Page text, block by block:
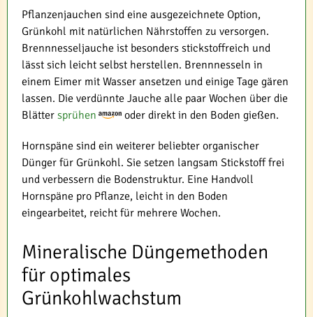
Pflanzenjauchen sind eine ausgezeichnete Option,
Grünkohl mit natürlichen Nährstoffen zu versorgen.
Brennnesseljauche ist besonders stickstoffreich und
lässt sich leicht selbst herstellen. Brennnesseln in
einem Eimer mit Wasser ansetzen und einige Tage gären
lassen. Die verdünnte Jauche alle paar Wochen über die
Blätter sprühen oder direkt in den Boden gießen.
Hornspäne sind ein weiterer beliebter organischer
Dünger für Grünkohl. Sie setzen langsam Stickstoff frei
und verbessern die Bodenstruktur. Eine Handvoll
Hornspäne pro Pflanze, leicht in den Boden
eingearbeitet, reicht für mehrere Wochen.
Mineralische Düngemethoden
für optimales
Grünkohlwachstum